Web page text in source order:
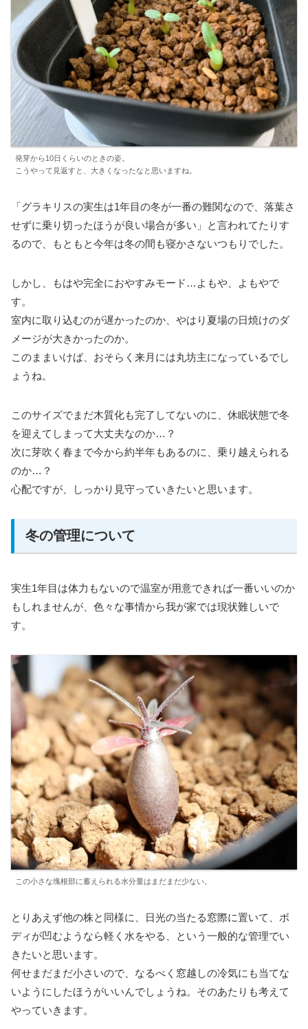
発芽から10日くらいのときの姿。
こうやって見返すと、大きくなったなと思いますね。
「グラキリスの実生は1年目の冬が一番の難関なので、落葉さ
せずに乗り切ったほうが良い場合が多い」と言われてたりす
るので、もともと今年は冬の間も寝かさないつもりでした。
しかし、もはや完全におやすみモード…よもや、よもやで
す。
室内に取り込むのが遅かったのか、やはり夏場の日焼けのダ
メージが大きかったのか。
このままいけば、おそらく来月には丸坊主になっているでし
ょうね。
このサイズでまだ木質化も完了してないのに、休眠状態で冬
を迎えてしまって大丈夫なのか…？
次に芽吹く春まで今から約半年もあるのに、乗り越えられる
のか…？
心配ですが、しっかり見守っていきたいと思います。
冬の管理について
実生1年目は体力もないので温室が用意できれば一番いいのか
もしれませんが、色々な事情から我が家では現状難しいで
す。
この小さな塊根部に蓄えられる水分量はまだまだ少ない。
とりあえず他の株と同様に、日光の当たる窓際に置いて、ボ
ディが凹むようなら軽く水をやる、という一般的な管理でい
きたいと思います。
何せまだまだ小さいので、なるべく窓越しの冷気にも当てな
いようにしたほうがいいんでしょうね。そのあたりも考えて
やっていきます。